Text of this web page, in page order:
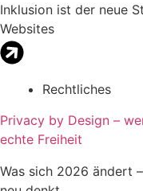
Inklusion ist der neue
Websites
Rechtliches
Privacy by Design –
echte Freiheit
Was sich 2026 ändert